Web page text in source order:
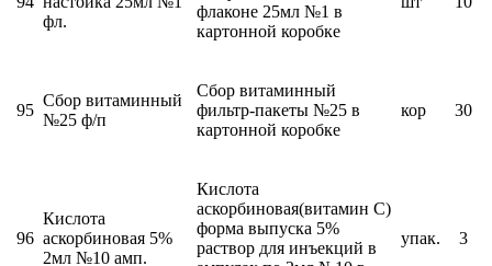
фл.
флаконе 25мл №1 в
картонной коробке
95
Сбор витаминный
№25 ф/п
Сбор витаминный
фильтр-пакеты №25 в
картонной коробке
кор 30
96
Кислота
аскорбиновая 5%
2мл №10 амп.
Кислота
аскорбиновая(витамин С)
форма выпуска 5%
раствор для инъекций в
упак. 3